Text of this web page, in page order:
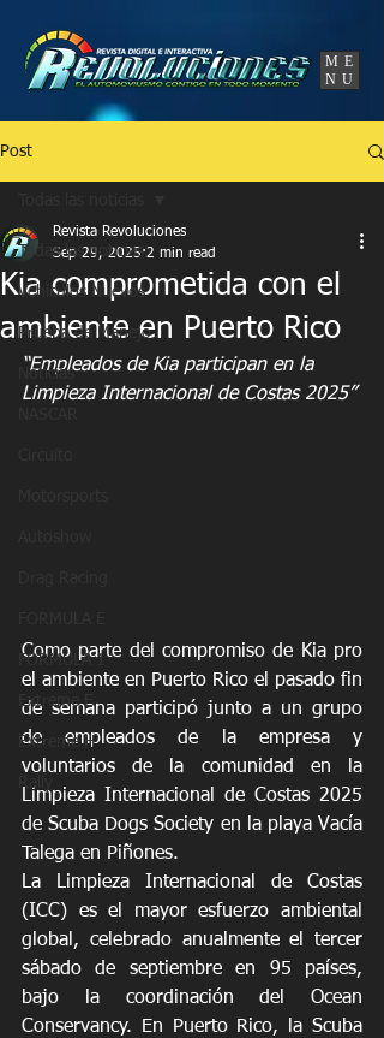
ME
NU
Post
Todas las noticias
Vehículos Nuevos
Prueba de Manejo
Noticias
FORMULA 1
Extreme E
Extreme H
Rally
Kia comprometida con el
ambiente en Puerto Rico
Revista Revoluciones
Sep 29, 2025 2 min read
“Empleados de Kia participan en la
Limpieza Internacional de Costas 2025”
Como parte del compromiso de Kia pro
el ambiente en Puerto Rico el pasado fin
de semana participó junto a un grupo
de empleados de la empresa y
voluntarios de la comunidad en la
Limpieza Internacional de Costas 2025
de Scuba Dogs Society en la playa Vacía
Talega en Piñones.
La Limpieza Internacional de Costas
(ICC) es el mayor esfuerzo ambiental
global, celebrado anualmente el tercer
sábado de septiembre en 95 países,
bajo la coordinación del Ocean
Conservancy. En Puerto Rico, la Scuba